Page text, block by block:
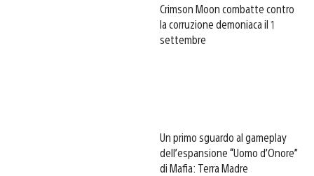
Crimson Moon combatte contro
la corruzione demoniaca il 1
settembre
Un primo sguardo al gameplay
dell’espansione “Uomo d’Onore”
di Mafia: Terra Madre